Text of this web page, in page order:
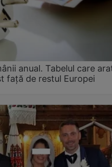
anual. Tabelul care
faţă de restul Europei